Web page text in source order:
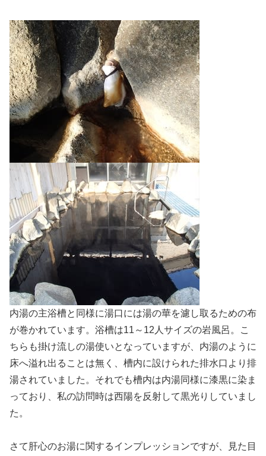
内湯の主浴槽と同様に湯口には湯の華を濾し取るための布
が巻かれています。浴槽は11～12人サイズの岩風呂。こ
ちらも掛け流しの湯使いとなっていますが、内湯のように
床へ溢れ出ることは無く、槽内に設けられた排水口より排
湯されていました。それでも槽内は内湯同様に漆黒に染ま
っており、私の訪問時は西陽を反射して黒光りしていまし
た。
さて肝心のお湯に関するインプレッションですが、見た目